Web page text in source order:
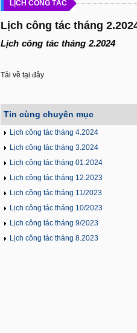
LỊCH CÔNG TÁC
Lịch công tác tháng
Lịch công tác tháng 2.2024
Tải về tại đây
Tin cùng chuyên mục
Lịch công tác tháng 4.2024
Lịch công tác tháng 3.2024
Lịch công tác tháng 01.2024
Lịch công tác tháng 12.2023
Lịch công tác tháng 11/2023
Lịch công tác tháng 10/2023
Lịch công tác tháng 9/2023
Lịch công tác tháng 8.2023